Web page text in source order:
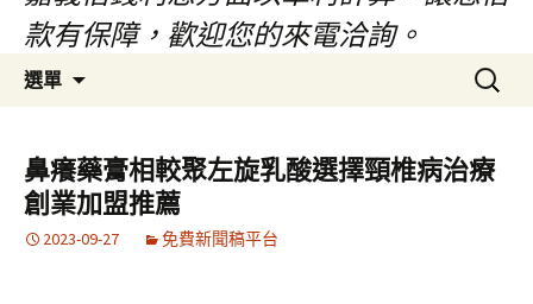
款有保障，歡迎您的來電洽詢。
選單
容
區
搜
尋
鍵
字:
鼻癢藥膏相較聚左旋乳酸選擇頸椎病治療
創業加盟推薦
2023-09-27 免費新聞稿平台